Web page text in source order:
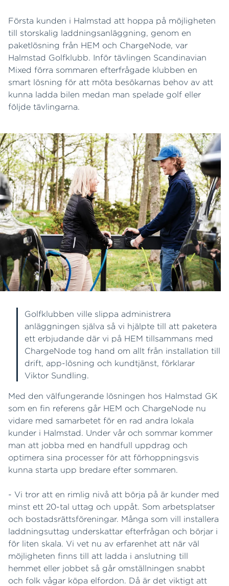
Första kunden i Halmstad att hoppa på möjligheten
till storskalig laddningsanläggning, genom en
paketlösning från HEM och ChargeNode, var
Halmstad Golfklubb. Inför tävlingen Scandinavian
Mixed förra sommaren efterfrågade klubben en
smart lösning för att möta besökarnas behov av att
kunna ladda bilen medan man spelade golf eller
följde tävlingarna.
Golfklubben ville slippa administrera
anläggningen själva så vi hjälpte till att paketera
ett erbjudande där vi på HEM tillsammans med
ChargeNode tog hand om allt från installation till
drift, app-lösning och kundtjänst, förklarar
Viktor Sundling.
Med den välfungerande lösningen hos Halmstad GK
som en fin referens går HEM och ChargeNode nu
vidare med samarbetet för en rad andra lokala
kunder i Halmstad. Under vår och sommar kommer
man att jobba med en handfull uppdrag och
optimera sina processer för att förhoppningsvis
kunna starta upp bredare efter sommaren.
- Vi tror att en rimlig nivå att börja på är kunder med
minst ett 20-tal uttag och uppåt. Som arbetsplatser
och bostadsrättsföreningar. Många som vill installera
laddningsuttag underskattar efterfrågan och börjar i
för liten skala. Vi vet nu av erfarenhet att när väl
möjligheten finns till att ladda i anslutning till
hemmet eller jobbet så går omställningen snabbt
och folk vågar köpa elfordon. Då är det viktigt att